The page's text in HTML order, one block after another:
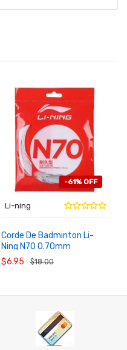
-61% OFF
Li-ning
Corde De Badminton Li-
Ning N70 0.70mm
Résistante AXJS018
$6.95 $18.00
AU